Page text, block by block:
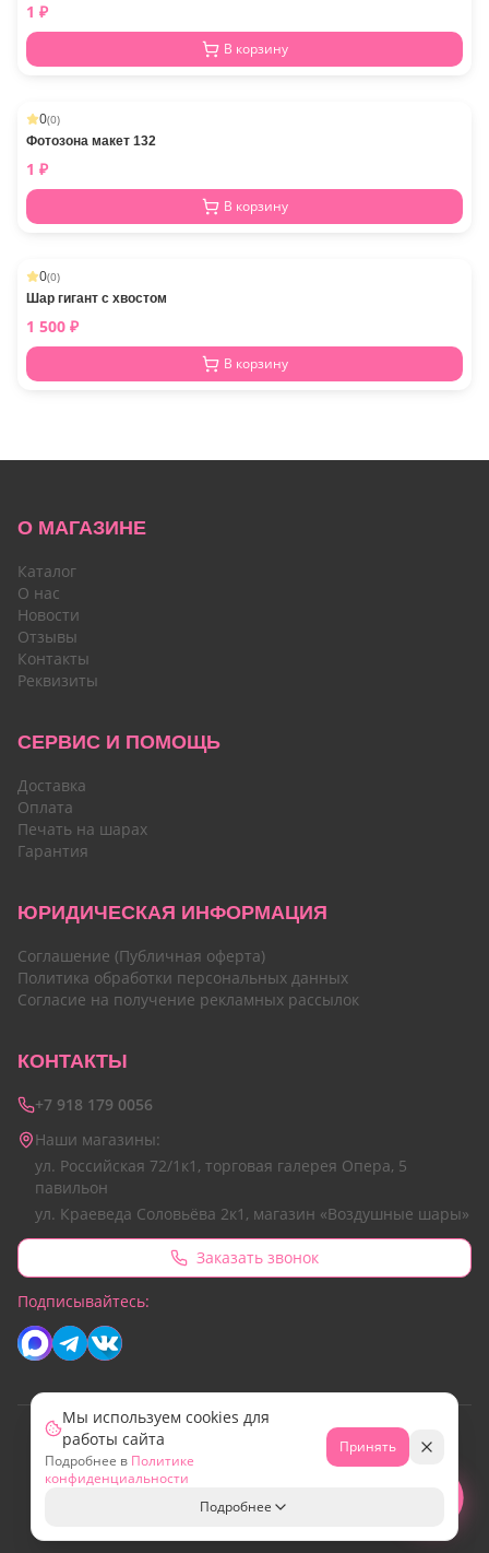
1 ₽
В корзину
0(0)
Фотозона макет 132
1 ₽
В корзину
0(0)
Шар гигант с хвостом
1 500 ₽
В корзину
О МАГАЗИНЕ
Каталог
О нас
Новости
Отзывы
Контакты
Реквизиты
СЕРВИС И ПОМОЩЬ
Доставка
Оплата
Печать на шарах
Гарантия
ЮРИДИЧЕСКАЯ ИНФОРМАЦИЯ
Соглашение (Публичная оферта)
Политика обработки персональных данных
Согласие на получение рекламных рассылок
КОНТАКТЫ
+7 918 179 0056
Наши магазины:
ул. Российская 72/1к1, торговая галерея Опера, 5
павильон
ул. Краеведа Соловьёва 2к1, магазин «Воздушные шары»
Заказать звонок
Подписывайтесь:
© 2026 Все права защищены.
Сайт разработан командой Emotion Marketing
Свяжитесь с нами!
Мы используем cookies для
работы сайта
Подробнее в Политике
конфиденциальности
Принять
Подробнее